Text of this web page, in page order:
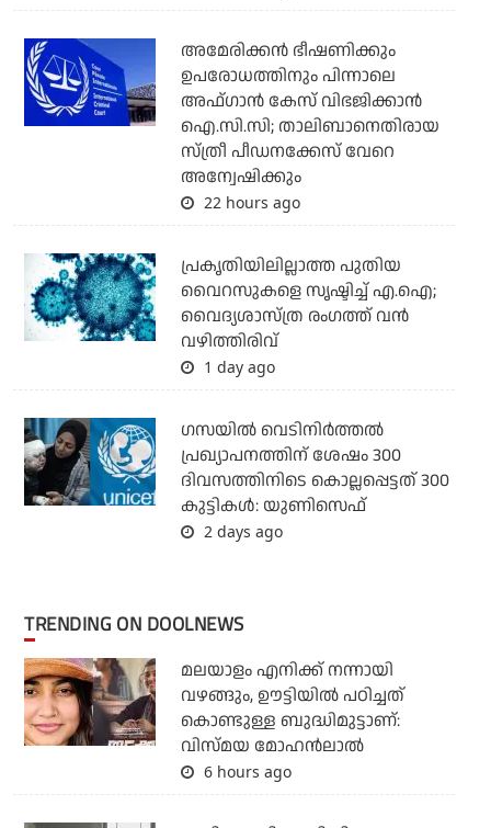
അമേരിക്കന്‍ ഭീഷണിക്കും
ഉപരോധത്തിനും പിന്നാലെ
അഫ്ഗാന്‍ കേസ് വിഭജിക്കാന്‍
ഐ.സി.സി; താലിബാനെതിരായ
സ്ത്രീ പീഡനക്കേസ് വേറെ
അന്വേഷിക്കും
22 hours ago
പ്രകൃതിയിലില്ലാത്ത പുതിയ
വൈറസുകളെ സൃഷ്ടിച്ച് എ.ഐ;
വൈദ്യശാസ്ത്ര രംഗത്ത് വന്‍
വഴിത്തിരിവ്
1 day ago
ഗസയില്‍ വെടിനിര്‍ത്തല്‍
പ്രഖ്യാപനത്തിന് ശേഷം 300
ദിവസത്തിനിടെ കൊല്ലപ്പെട്ടത് 300
കുട്ടികള്‍: യുണിസെഫ്
2 days ago
TRENDING ON DOOLNEWS
മലയാളം എനിക്ക് നന്നായി
വഴങ്ങും, ഊട്ടിയില്‍ പഠിച്ചത്
കൊണ്ടുള്ള ബുദ്ധിമുട്ടാണ്:
വിസ്മയ മോഹന്‍ലാല്‍
6 hours ago